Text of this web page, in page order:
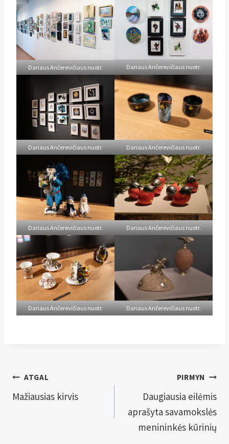
Dariaus Ančerevičiaus nuotr. Dariaus Ančerevičiaus nuotr.
Dariaus Ančerevičiaus nuotr. Dariaus Ančerevičiaus nuotr.
Dariaus Ančerevičiaus nuotr. Dariaus Ančerevičiaus nuotr.
Dariaus Ančerevičiaus nuotr. Dariaus Ančerevičiaus nuotr.
Navigacija
tarp
ATGAL
Mažiausias kirvis
PIRMYN
Daugiausia eilėmis
aprašyta savamokslės
menininkės kūrinių